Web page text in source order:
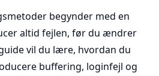
begynder med en
altid fejlen, før du ændrer
vil du lære, hvordan du
buffering, loginfejl og